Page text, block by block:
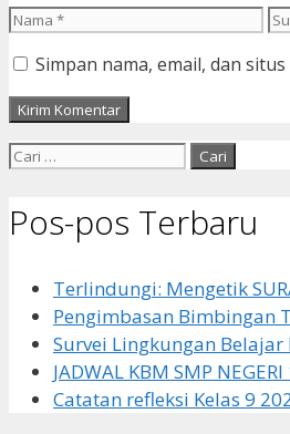
Nama
Simpan nama, email, dan
Cari
Pos-pos Terbaru
Terlindungi: Mengetik
Pengimbasan Bimbingan
Survei Lingkungan
JADWAL KBM SMP
Catatan refleksi Kelas 9